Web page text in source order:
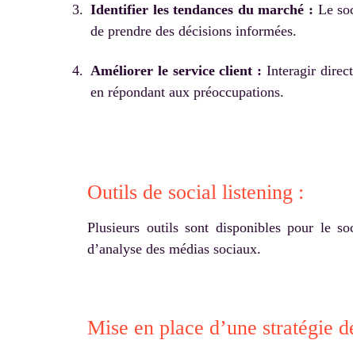
Identifier les tendances du marché : Le
de prendre des décisions informées.
Améliorer le service client : Interagir
en répondant aux préoccupations.
Outils de social listening :
Plusieurs outils sont disponibles pour le
d’analyse des médias sociaux.
Mise en place d’une stratégie